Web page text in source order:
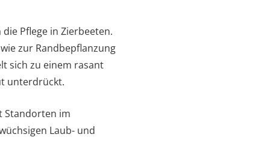
Pflege in Zierbeeten.
zur Randbepflanzung
sich zu einem rasant
unterdrückt.
Standorten im
Laub- und